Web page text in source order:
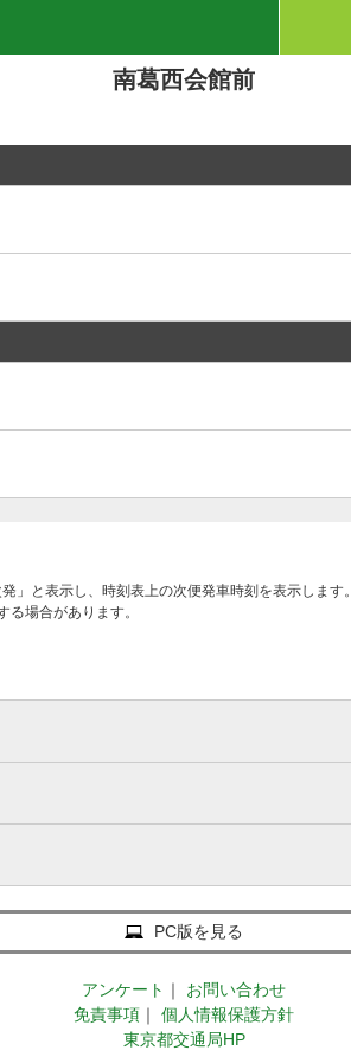
南葛西会館前
」と表示し、時刻表上の次便発車時刻を表示します。
場合があります。
PC版を見る
アンケート ｜
お問い合わせ
免責事項 ｜
個人情報保護方針
東京都交通局HP